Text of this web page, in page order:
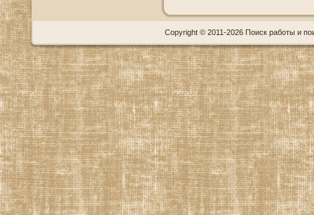
Copyright © 2011-2026 Поиск работы и